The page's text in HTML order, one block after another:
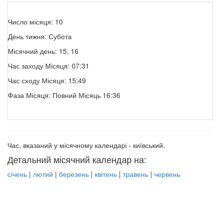
Число місяця: 10
День тижня: Субота
Місячний день: 15, 16
Час заходу Місяця: 07:31
Час сходу Місяця: 15:49
Фаза Місяця: Повний Місяць 16:36
Час, вказаний у місячному календарі - київський.
Детальний місячний календар на:
січень | лютий | березень | квітень | травень | червень